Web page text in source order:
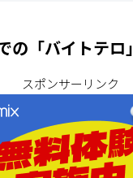
の「バイトテロ」
スポンサーリンク